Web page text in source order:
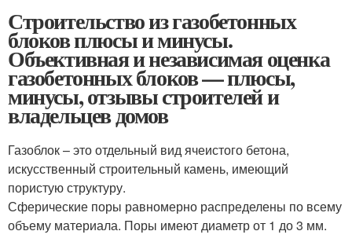
Строительство из газобетонных
блоков плюсы и минусы.
Объективная и независимая оценка
газобетонных блоков — плюсы,
минусы, отзывы строителей и
владельцев домов
Газоблок – это отдельный вид ячеистого бетона,
искусственный строительный камень, имеющий
пористую структуру.
Сферические поры равномерно распределены по всему
объему материала. Поры имеют диаметр от 1 до 3 мм.